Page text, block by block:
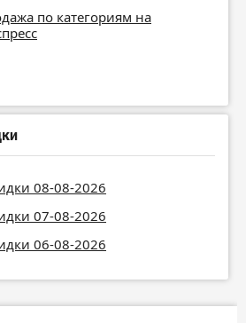
по категориям на
08-08-2026
07-08-2026
06-08-2026